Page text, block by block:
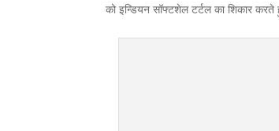
को इन्डियन सॉफ्टशेल टर्टल का शिकार